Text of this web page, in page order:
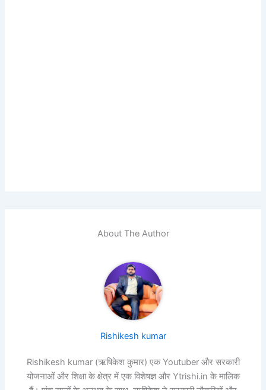
About The Author
Rishikesh kumar
Rishikesh kumar (ऋषिकेश कुमार) एक Youtuber और सरकारी
योजनाओं और शिक्षा के क्षेत्र में एक विशेषज्ञ और Ytrishi.in के मालिक